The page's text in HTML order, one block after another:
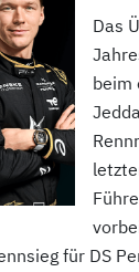
Das
beim
für DS